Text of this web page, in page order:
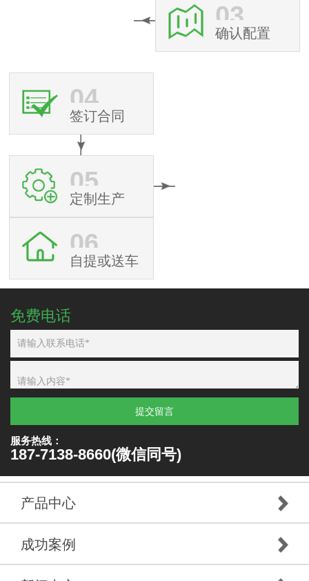
03
确认配置
04
签订合同
05
定制生产
06
自提或送车
免费电话
提交留言
服务热线：
187-7138-8660(微信同号)
产品中心
成功案例